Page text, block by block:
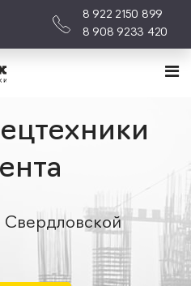
8 922 2150 899
8 908 9233 420
Свердловской